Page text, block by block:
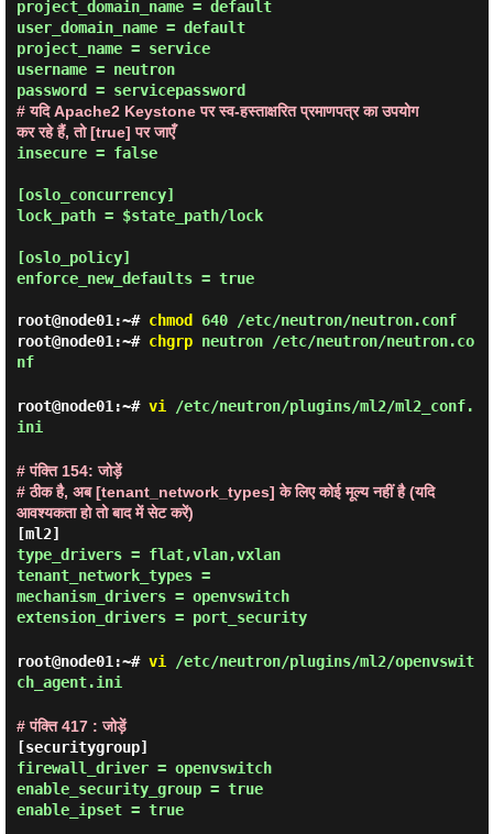
project_domain_name = default
user_domain_name = default
project_name = service
username = neutron
# यदि Apache2 Keystone पर स्व-हस्ताक्षरित प्रमाणपत्र का उपयोग
कर रहे हैं, तो [true] पर जाएँ
insecure = false
[oslo_concurrency]
lock_path = $state_path/lock
[oslo_policy]
enforce_new_defaults = true
root@node01:~# chmod 640 /etc/neutron/neutron.conf
root@node01:~# chgrpneutron /etc/neutron/neutron.co
nf
root@node01:~# vi /etc/neutron/plugins/ml2/ml2_conf.
ini
# पंक्ति 154: जोड़ें
# ठीक है, अब [tenant_network_types] के लिए कोई मूल्य नहीं है (यदि
आवश्यकता हो तो बाद में सेट करें)
[ml2]
type_drivers = flat,vlan,vxlan
tenant_network_types =
mechanism_drivers = openvswitch
extension_drivers = port_security
root@node01:~# vi /etc/neutron/plugins/ml2/openvswit
ch_agent.ini
# पंक्ति 417 : जोड़ें
[securitygroup]
firewall_driver = openvswitch
enable_security_group = true
enable_ipset = true